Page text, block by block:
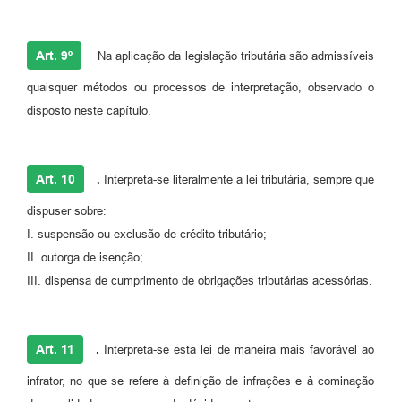
Art. 9º Na aplicação da legislação tributária são admissíveis
quaisquer métodos ou processos de interpretação, observado o
disposto neste capítulo.
Art. 10 . Interpreta-se literalmente a lei tributária, sempre que
dispuser sobre:
I. suspensão ou exclusão de crédito tributário;
II. outorga de isenção;
III. dispensa de cumprimento de obrigações tributárias acessórias.
Art. 11 . Interpreta-se esta lei de maneira mais favorável ao
infrator, no que se refere à definição de infrações e à cominação